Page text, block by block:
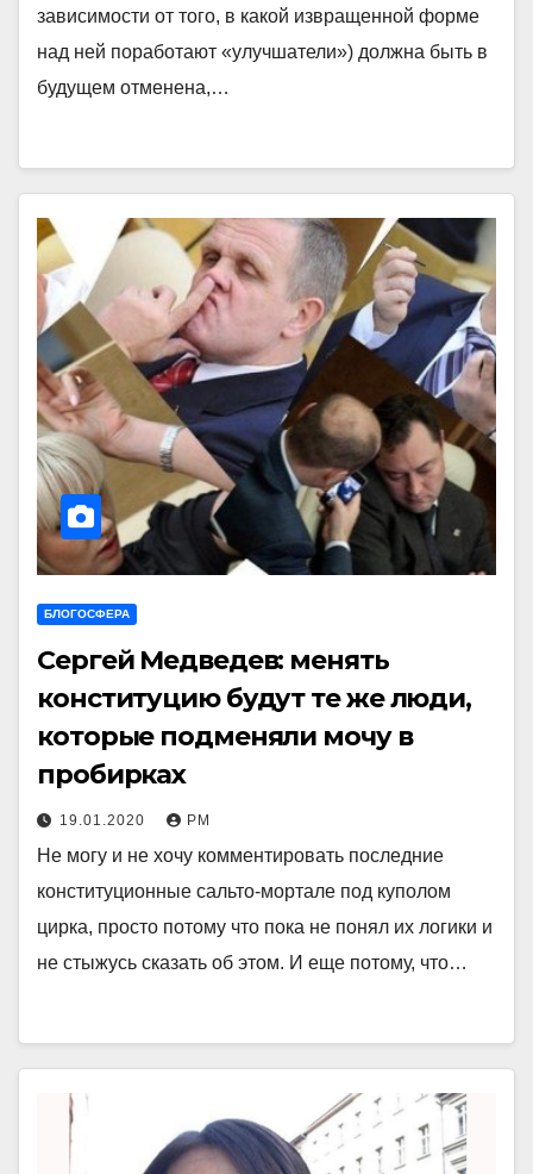
зависимости от того, в какой извращенной форме
над ней поработают «улучшатели») должна быть в
будущем отменена,…
БЛОГОСФЕРА
Сергей Медведев: менять
конституцию будут те же люди,
которые подменяли мочу в
пробирках
19.01.2020 РМ
Не могу и не хочу комментировать последние
конституционные сальто-мортале под куполом
цирка, просто потому что пока не понял их логики и
не стыжусь сказать об этом. И еще потому, что…